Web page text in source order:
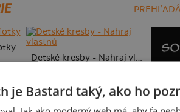
Detské kresby - Nahraj vlastnú
je Bastard taký, ako ho